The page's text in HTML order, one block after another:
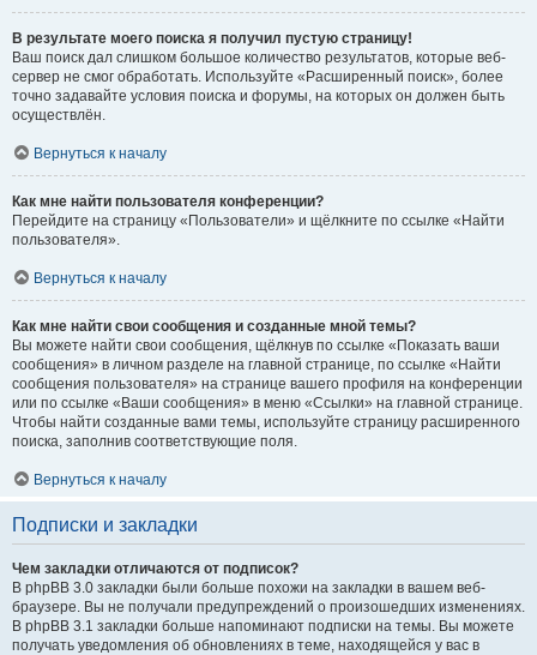
В результате моего поиска я получил пустую страницу!
Ваш поиск дал слишком большое количество результатов, которые веб-
сервер не смог обработать. Используйте «Расширенный поиск», более
точно задавайте условия поиска и форумы, на которых он должен быть
осуществлён.
Вернуться к началу
Как мне найти пользователя конференции?
Перейдите на страницу «Пользователи» и щёлкните по ссылке «Найти
пользователя».
Вернуться к началу
Как мне найти свои сообщения и созданные мной темы?
Вы можете найти свои сообщения, щёлкнув по ссылке «Показать ваши
сообщения» в личном разделе на главной странице, по ссылке «Найти
сообщения пользователя» на странице вашего профиля на конференции
или по ссылке «Ваши сообщения» в меню «Ссылки» на главной странице.
Чтобы найти созданные вами темы, используйте страницу расширенного
поиска, заполнив соответствующие поля.
Вернуться к началу
Подписки и закладки
Чем закладки отличаются от подписок?
В phpBB 3.0 закладки были больше похожи на закладки в вашем веб-
браузере. Вы не получали предупреждений о произошедших изменениях.
В phpBB 3.1 закладки больше напоминают подписки на темы. Вы можете
получать уведомления об обновлениях в теме, находящейся у вас в